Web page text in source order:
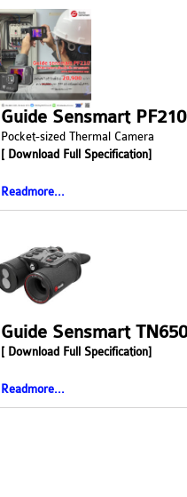
Guide Sensmart PF210
Pocket-sized Thermal Camera
[ Download Full Specification]
Readmore...
Guide Sensmart
[ Download Full Specification]
Readmore...